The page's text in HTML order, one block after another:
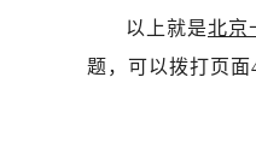
以上就是北京
题，可以拨打页面